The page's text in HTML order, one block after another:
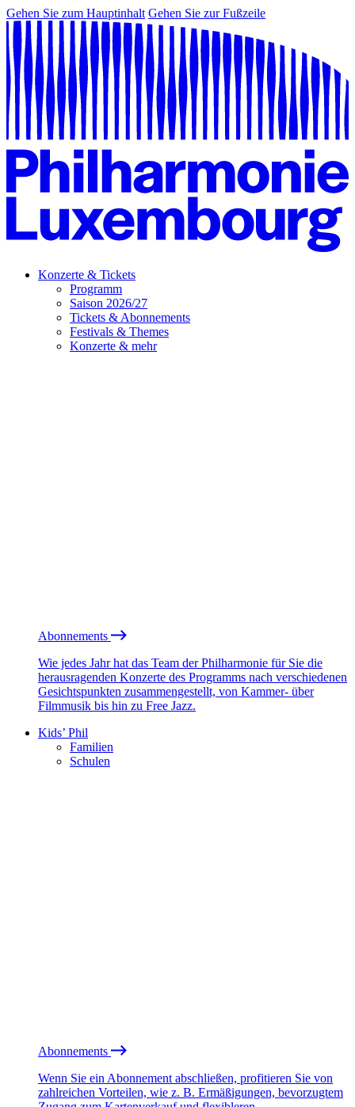
Gehen Sie zum Hauptinhalt Gehen Sie zur Fußzeile
Konzerte & Tickets
Programm
Saison 2026/27
Tickets & Abonnements
Festivals & Themes
Konzerte & mehr
Abonnements
Wie jedes Jahr hat das Team der Philharmonie für Sie die
herausragenden Konzerte des Programms nach verschiedenen
Gesichtspunkten zusammengestellt, von Kammer- über
Filmmusik bis hin zu Free Jazz.
Kids’ Phil
Familien
Schulen
Abonnements
Wenn Sie ein Abonnement abschließen, profitieren Sie von
zahlreichen Vorteilen, wie z. B. Ermäßigungen, bevorzugtem